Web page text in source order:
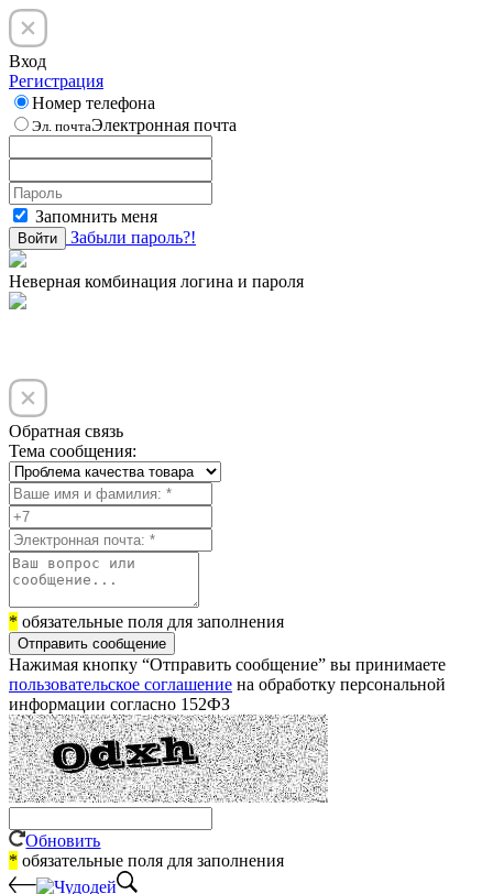
Вход
Регистрация
Номер телефона
Эл. почтаЭлектронная почта
Запомнить меня
Войти Забыли пароль?!
Неверная комбинация логина и пароля
Обратная связь
Тема сообщения:
* обязательные поля для заполнения
Отправить сообщение
Нажимая кнопку “Отправить сообщение” вы принимаете
пользовательское соглашение на обработку персональной
информации согласно 152ФЗ
Обновить
* обязательные поля для заполнения